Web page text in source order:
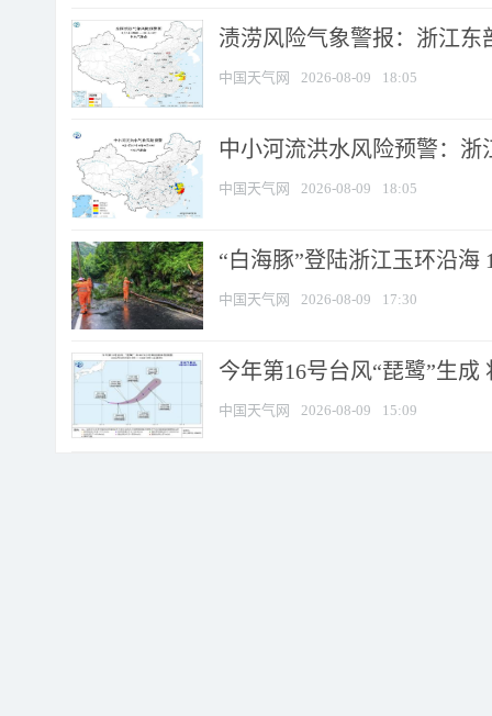
渍涝风险气象警报：浙江
中国天气网 2026-08-09 18:05
中小河流洪水风险预警：
中国天气网 2026-08-09 18:05
“白海豚”登陆浙江玉环沿海
中国天气网 2026-08-09 17:30
今年第16号台风“琵鹭”生
中国天气网 2026-08-09 15:09